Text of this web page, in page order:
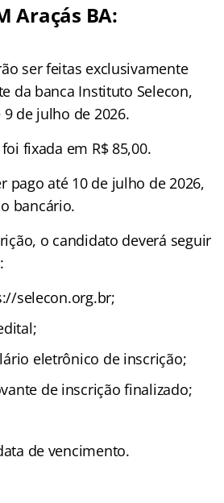
Araçás BA:
ser feitas exclusivamente
da banca Instituto Selecon,
de julho de 2026.
fixada em R$ 85,00.
pago até 10 de julho de 2026,
bancário.
o candidato deverá seguir
selecon.org.br;
eletrônico de inscrição;
de inscrição finalizado;
de vencimento.